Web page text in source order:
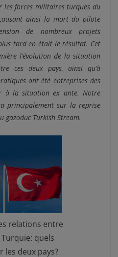
les forces militaires turques du
ainsi la mort du pilote
de nombreux projets
tard en était le résultat. Cet
l’évolution de la situation
ces deux pays, ainsi qu’à
ont été entreprises des
à la situation ex ante. Notre
principalement sur la reprise
gazoduc Turkish Stream.
relations entre
quels
les deux pays?